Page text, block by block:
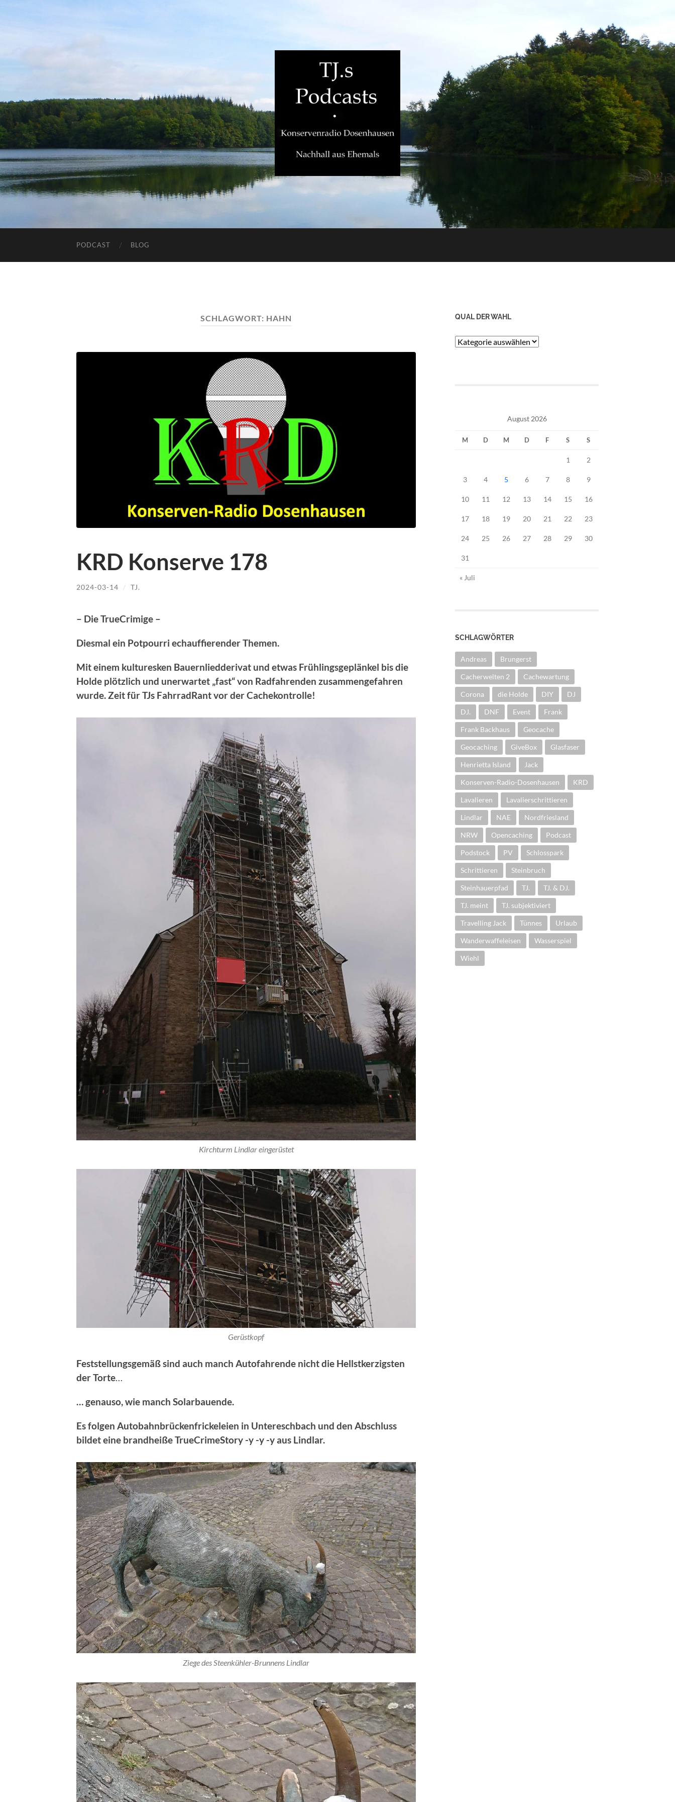
PODCAST BLOG
SCHLAGWORT: HAHN
KRD Konserve 178
2024-03-14 / TJ.
– Die TrueCrimige –
Diesmal ein Potpourri echauffierender Themen.
Mit einem kulturesken Bauernliedderivat und etwas Frühlingsgeplänkel bis die
Holde plötzlich und unerwartet „fast“ von Radfahrenden zusammengefahren
wurde. Zeit für TJs FahrradRant vor der Cachekontrolle!
Kirchturm Lindlar eingerüstet
Gerüstkopf
Feststellungsgemäß sind auch manch Autofahrende nicht die Hellstkerzigsten
der Torte…
… genauso, wie manch Solarbauende.
Es folgen Autobahnbrückenfrickeleien in Untereschbach und den Abschluss
bildet eine brandheiße TrueCrimeStory -y -y -y aus Lindlar.
Ziege des Steenkühler-Brunnens Lindlar
QUAL DER WAHL
Qual
August 2026
M D M D F S S
1 2
3 4 5 6 7 8 9
10 11 12 13 14 15 16
17 18 19 20 21 22 23
24 25 26 27 28 29 30
31
« Juli
SCHLAGWÖRTER
Andreas Brungerst
Cacherwelten 2 Cachewartung
Corona die Holde DIY DJ
DJ. DNF Event Frank
Frank Backhaus Geocache
Geocaching GiveBox Glasfaser
Henrietta Island Jack
Konserven-Radio-Dosenhausen KRD
Lavalieren Lavalierschrittieren
Lindlar NAE Nordfriesland
NRW Opencaching Podcast
Podstock PV Schlosspark
Schrittieren Steinbruch
Steinhauerpfad TJ. TJ. & DJ.
TJ. meint TJ. subjektiviert
Travelling Jack Tünnes Urlaub
Wanderwaffeleisen Wasserspiel
Wiehl